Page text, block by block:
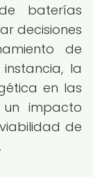
baterías
decisiones
de
la
en las
impacto
de